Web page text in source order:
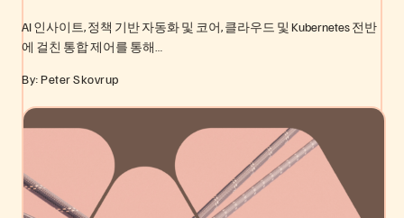
AI 인사이트, 정책 기반 자동화 및 코어, 클라우드 및 Kubernetes 전반
에 걸친 통합 제어를 통해…
By: Peter Skovrup